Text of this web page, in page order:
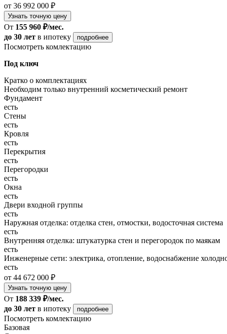
от 36 992 000 ₽
Узнать точную цену
От 155 960 ₽/мес.
до 30 лет в ипотеку подробнее
Посмотреть комлектацию
Под ключ
Кратко о комплектациях
Необходим только внутренний косметический ремонт
Фундамент
есть
Стены
есть
Кровля
есть
Перекрытия
есть
Перегородки
есть
Окна
есть
Двери входной группы
есть
Наружная отделка: отделка стен, отмостки, водосточная система
есть
Внутренняя отделка: штукатурка стен и перегородок по маякам
есть
Инженерные сети: электрика, отопление, водоснабжение
есть
от 44 672 000 ₽
Узнать точную цену
От 188 339 ₽/мес.
до 30 лет в ипотеку подробнее
Посмотреть комлектацию
Базовая